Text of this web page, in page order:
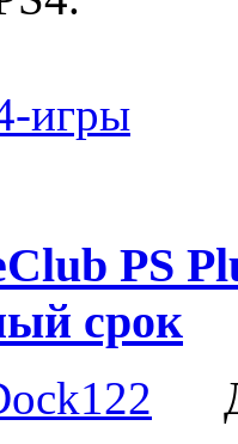
игры
PS
срок